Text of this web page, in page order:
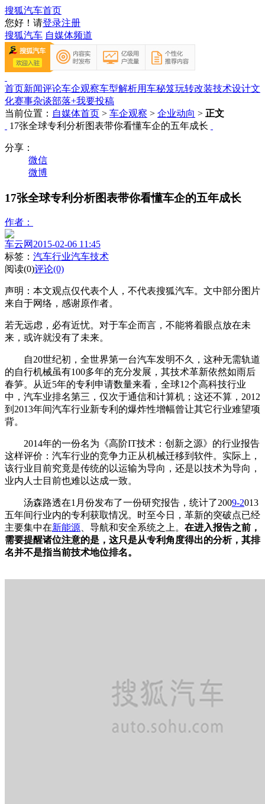
搜狐汽车首页
您好！请登录注册
搜狐汽车 自媒体频道
首页新闻评论车企观察车型解析用车秘笈玩转改装技术设计文
化赛事杂谈部落+我要投稿
当前位置： 自媒体首页 > 车企观察 > 企业动向 > 正文
17张全球专利分析图表带你看懂车企的五年成长
分享：
微信
微博
17张全球专利分析图表带你看懂车企的五年成长
作者：
车云网2015-02-06 11:45
标签： 汽车行业汽车技术
阅读(0)评论(0)
声明：本文观点仅代表个人，不代表搜狐汽车。文中部分图片
来自于网络，感谢原作者。
若无远虑，必有近忧。对于车企而言，不能将着眼点放在未
来，或许就没有了未来。
自20世纪初，全世界第一台汽车发明不久，这种无需轨道
的自行机械虽有100多年的充分发展，其技术革新依然如雨后
春笋。从近5年的专利申请数量来看，全球12个高科技行业
中，汽车业排名第三，仅次于通信和计算机；这还不算，2012
到2013年间汽车行业新专利的爆炸性增幅曾让其它行业难望项
背。
2014年的一份名为《高阶IT技术：创新之源》的行业报告
这样评价：汽车行业的竞争力正从机械迁移到软件。实际上，
该行业目前究竟是传统的以运输为导向，还是以技术为导向，
业内人士目前也难以达成一致。
汤森路透在1月份发布了一份研究报告，统计了2009-2013
五年间行业内的专利获取情况。时至今日，革新的突破点已经
主要集中在新能源、导航和安全系统之上。 在进入报告之前，
需要提醒诸位注意的是，这只是从专利角度得出的分析，其排
名并不是指当前技术地位排名。